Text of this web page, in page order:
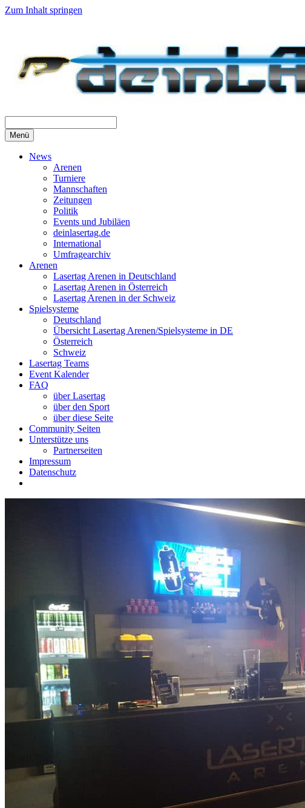
Zum Inhalt springen
Menü
News
Arenen
Turniere
Mannschaften
Zeitungen
Politik
Events und Jubiläen
deinlasertag.de
International
Umfragearchiv
Arenen
Lasertag Arenen in Deutschland
Lasertag Arenen in Österreich
Lasertag Arenen in der Schweiz
Spielsysteme
Deutschland
Übersicht Lasertag Arenen/Spielsysteme in DE
Österreich
Schweiz
Lasertag Teams
Event Kalender
FAQ
über Lasertag
über den Sport
über diese Seite
Community Seiten
Unterstütze uns
Partnerseiten
Impressum
Datenschutz